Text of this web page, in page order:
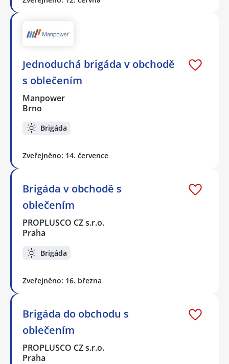
Jednoduchá brigáda v obchodě
s oblečením
Manpower
Brno
Brigáda
Zveřejněno: 14. července
Brigáda v obchodě s
oblečením
PROPLUSCO CZ s.r.o.
Praha
Brigáda
Zveřejněno: 16. března
Brigáda do obchodu s
oblečením
PROPLUSCO CZ s.r.o.
Praha